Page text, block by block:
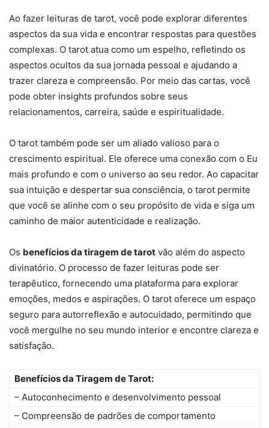
Ao fazer leituras de tarot, você pode explorar diferentes
aspectos da sua vida e encontrar respostas para questões
complexas. O tarot atua como um espelho, refletindo os
aspectos ocultos da sua jornada pessoal e ajudando a
trazer clareza e compreensão. Por meio das cartas, você
pode obter insights profundos sobre seus
relacionamentos, carreira, saúde e espiritualidade.
O tarot também pode ser um aliado valioso para o
crescimento espiritual. Ele oferece uma conexão com o Eu
mais profundo e com o universo ao seu redor. Ao capacitar
sua intuição e despertar sua consciência, o tarot permite
que você se alinhe com o seu propósito de vida e siga um
caminho de maior autenticidade e realização.
Os benefícios da tiragem de tarot vão além do aspecto
divinatório. O processo de fazer leituras pode ser
terapêutico, fornecendo uma plataforma para explorar
emoções, medos e aspirações. O tarot oferece um espaço
seguro para autorreflexão e autocuidado, permitindo que
você mergulhe no seu mundo interior e encontre clareza e
satisfação.
Benefícios da Tiragem de Tarot:
– Autoconhecimento e desenvolvimento pessoal
– Compreensão de padrões de comportamento